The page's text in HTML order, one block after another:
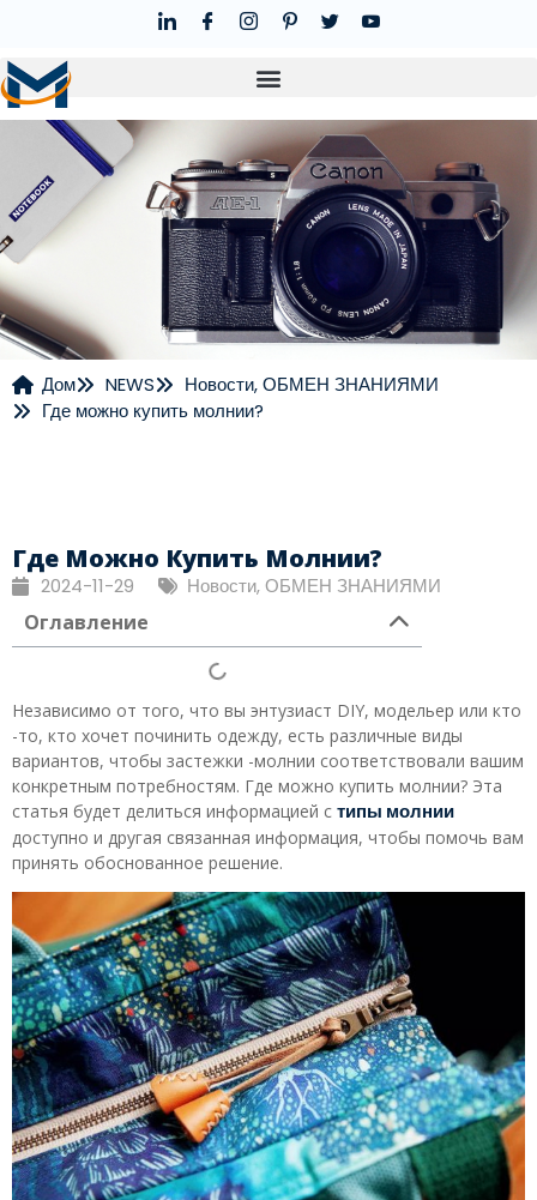
Дом NEWS Новости,ОБМЕН ЗНАНИЯМИ
Где можно купить молнии?
Где Можно Купить Молнии?
2024-11-29 Новости,ОБМЕН ЗНАНИЯМИ
Оглавление
Независимо от того, что вы энтузиаст DIY, модельер или кто
-то, кто хочет починить одежду, есть различные виды
вариантов, чтобы застежки -молнии соответствовали вашим
конкретным потребностям. Где можно купить молнии? Эта
статья будет делиться информацией с типы молнии
доступно и другая связанная информация, чтобы помочь вам
принять обоснованное решение.